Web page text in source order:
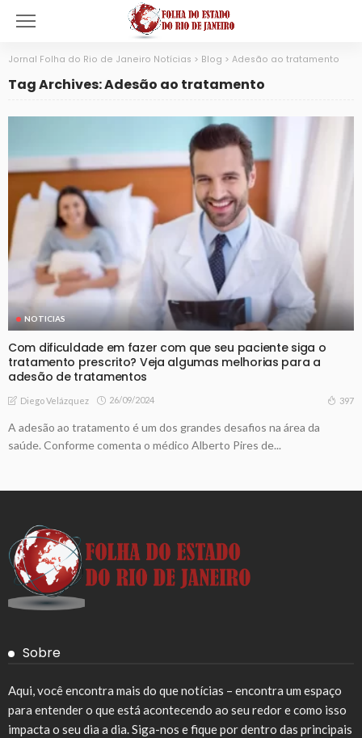
Jornal Folha do Rio de Janeiro Notícias > Blog > Adesão ao tratamento
Tag Archives: Adesão ao tratamento
NOTICIAS
Com dificuldade em fazer com que seu paciente siga o
tratamento prescrito? Veja algumas melhorias para a
adesão de tratamentos
Diego Velázquez 26/09/2024 397
A adesão ao tratamento é um dos grandes desafios na área da
saúde. Conforme comenta o médico Alberto Pires de...
Sobre
Aqui, você encontra mais do que notícias – encontra um espaço
para entender o que está acontecendo ao seu redor e como isso
impacta o seu dia a dia. Siga-nos e fique por dentro das principais